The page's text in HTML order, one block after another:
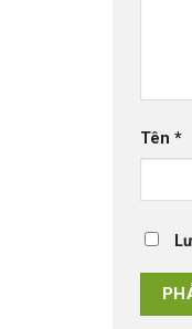
Tên *